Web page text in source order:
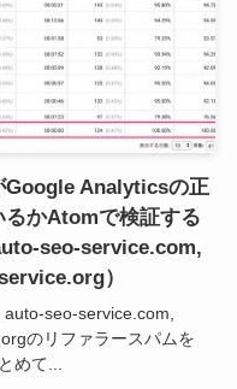
Google Analyticsの正
るかAtomで検証する
seo-service.com,
）
auto-seo-service.com,
のリファラースパムを
めて...